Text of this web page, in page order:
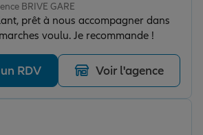
BRIVE GARE
prêt à nous accompagner dans
voulu. Je recommande !
RDV Voir l'agence